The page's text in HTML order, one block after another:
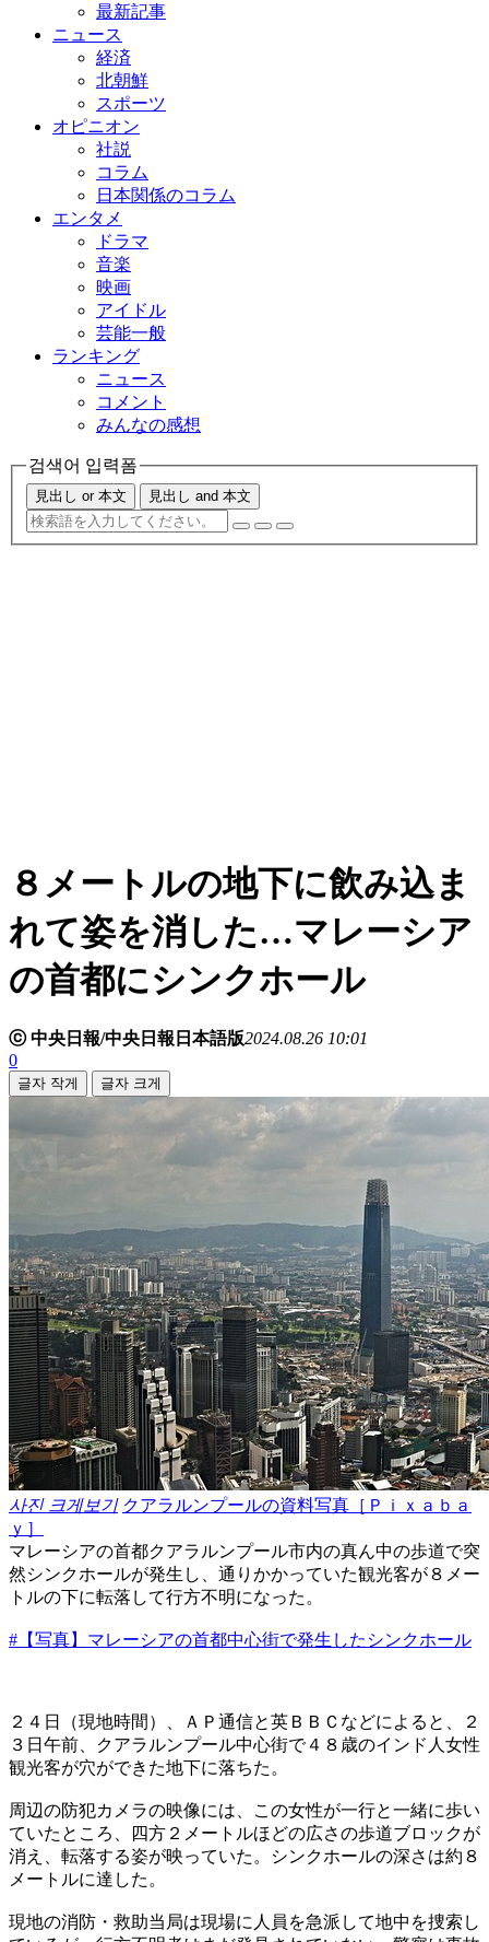
最新記事
ニュース
経済
北朝鮮
スポーツ
オピニオン
社説
コラム
日本関係のコラム
エンタメ
ドラマ
音楽
映画
アイドル
芸能一般
ランキング
ニュース
コメント
みんなの感想
검색어 입력폼
見出し or 本文 見出し and 本文
８メートルの地下に飲み込ま
れて姿を消した…マレーシア
の首都にシンクホール
ⓒ 中央日報/中央日報日本語版2024.08.26 10:01
0
글자 작게 글자 크게
사진 크게보기 クアラルンプールの資料写真［Ｐｉｘａｂａ
ｙ］
マレーシアの首都クアラルンプール市内の真ん中の歩道で突
然シンクホールが発生し、通りかかっていた観光客が８メー
トルの下に転落して行方不明になった。
#【写真】マレーシアの首都中心街で発生したシンクホール
２４日（現地時間）、ＡＰ通信と英ＢＢＣなどによると、２
３日午前、クアラルンプール中心街で４８歳のインド人女性
観光客が穴ができた地下に落ちた。
周辺の防犯カメラの映像には、この女性が一行と一緒に歩い
ていたところ、四方２メートルほどの広さの歩道ブロックが
消え、転落する姿が映っていた。シンクホールの深さは約８
メートルに達した。
現地の消防・救助当局は現場に人員を急派して地中を捜索し